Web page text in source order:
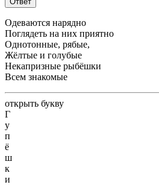
Одеваются нарядно
Поглядеть на них приятно
Однотонные, рябые,
Жёлтые и голубые
Некапризные рыбёшки
Всем знакомые
открыть букву
Г
у
п
ё
ш
к
и